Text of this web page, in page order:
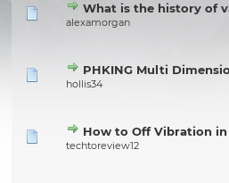
What is the history of
alexamorgan
PHKING Multi
hollis34
How to Off Vibration
techtoreview12